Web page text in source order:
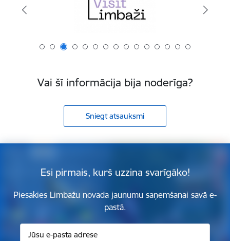
Vai šī informācija bija noderīga?
Sniegt atsauksmi
Esi pirmais, kurš uzzina svarīgāko!
Piesakies Limbažu novada jaunumu saņemšanai savā e-
pastā.